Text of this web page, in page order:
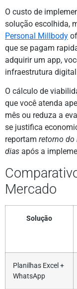
O custo de
solução escolhida,
Personal Millbody
que se pagam
adquirir um app,
infraestrutura
O cálculo de
que você atenda
mês ou reduza a
se justifica
reportam retorno do
dias após a
Mercado
Solução
Planilhas Excel +
WhatsApp